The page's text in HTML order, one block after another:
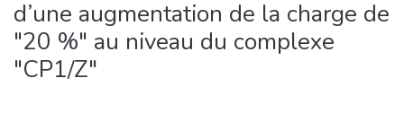
d’une augmentation de la charge de
"20 %" au niveau du complexe
"CP1/Z"